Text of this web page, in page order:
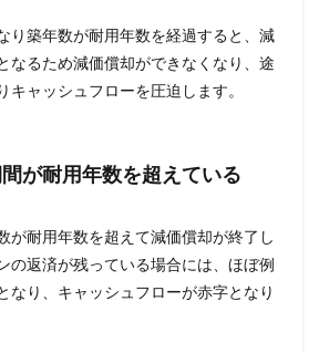
り築年数が耐用年数を経過すると、減
なるため減価償却ができなくなり、途
キャッシュフローを圧迫します。
が耐用年数を超えている
が耐用年数を超えて減価償却が終了し
の返済が残っている場合には、ほぼ例
なり、キャッシュフローが赤字となり